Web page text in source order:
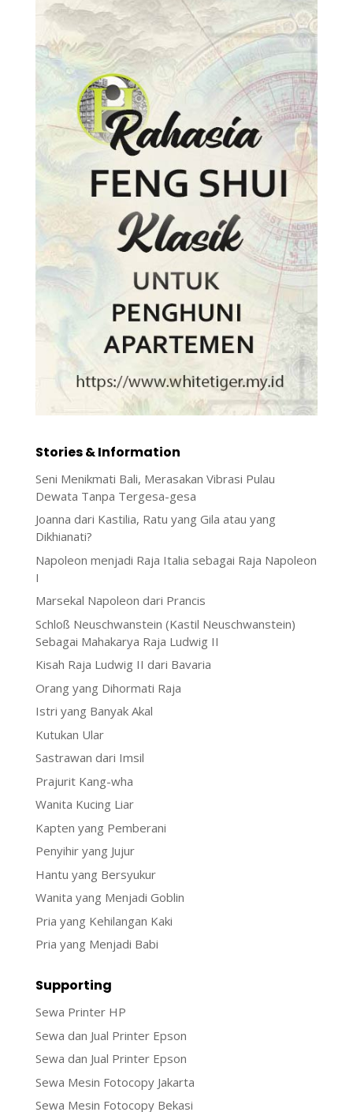
Stories & Information
Seni Menikmati Bali, Merasakan Vibrasi Pulau
Dewata Tanpa Tergesa-gesa
Joanna dari Kastilia, Ratu yang Gila atau yang
Dikhianati?
Napoleon menjadi Raja Italia sebagai Raja Napoleon
I
Marsekal Napoleon dari Prancis
Schloß Neuschwanstein (Kastil Neuschwanstein)
Sebagai Mahakarya Raja Ludwig II
Kisah Raja Ludwig II dari Bavaria
Orang yang Dihormati Raja
Istri yang Banyak Akal
Kutukan Ular
Sastrawan dari Imsil
Prajurit Kang-wha
Wanita Kucing Liar
Kapten yang Pemberani
Penyihir yang Jujur
Hantu yang Bersyukur
Wanita yang Menjadi Goblin
Pria yang Kehilangan Kaki
Pria yang Menjadi Babi
Supporting
Sewa Printer HP
Sewa dan Jual Printer Epson
Sewa dan Jual Printer Epson
Sewa Mesin Fotocopy Jakarta
Sewa Mesin Fotocopy Bekasi